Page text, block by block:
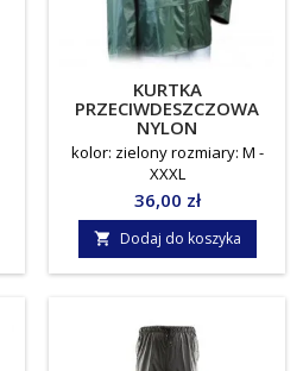
KURTKA
PRZECIWDESZCZOWA
NYLON
kolor: zielony rozmiary: M -
XXXL
Cena
36,00 zł
 Dodaj do koszyka